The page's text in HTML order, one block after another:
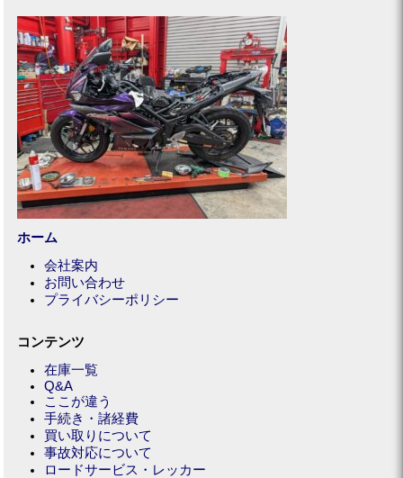
ホーム
会社案内
お問い合わせ
プライバシーポリシー
コンテンツ
在庫一覧
Q&A
ここが違う
手続き・諸経費
買い取りについて
事故対応について
ロードサービス・レッカー